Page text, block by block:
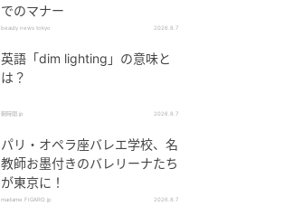
でのマナー
beauty news tokyo 2026.8.7
英語「dim lighting」の意味と
は？
朝時間.jp 2026.8.7
パリ・オペラ座バレエ学校、名
教師お墨付きのバレリーナたち
が東京に！
madame FIGARO.jp 2026.8.7